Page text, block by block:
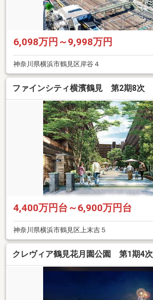
6,098万円～9,998万円
神奈川県横浜市鶴見区岸谷４
ファインシティ横濱鶴見 第2期8次
4,400万円台～6,900万円台
神奈川県横浜市鶴見区上末吉５
クレヴィア鶴見花月園公園 第1期4次